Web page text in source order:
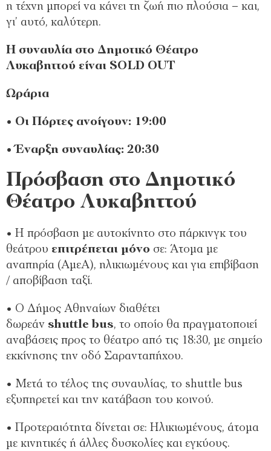
η τέχνη μπορεί να κάνει τη ζωή πιο πλούσια – και,
γι’ αυτό, καλύτερη.
Η συναυλία στο Δημοτικό Θέατρο
Λυκαβηττού είναι SOLD OUT
Ωράρια
• Οι Πόρτες ανοίγουν: 19:00
• Έναρξη συναυλίας: 20:30
Πρόσβαση στο Δημοτικό
Θέατρο Λυκαβηττού
• Η πρόσβαση με αυτοκίνητο στο πάρκινγκ του
θεάτρου επιτρέπεται μόνο σε: Άτομα με
αναπηρία (ΑμεΑ), ηλικιωμένους και για επιβίβαση
/ αποβίβαση ταξί.
• Ο Δήμος Αθηναίων διαθέτει
δωρεάν shuttle bus, το οποίο θα πραγματοποιεί
αναβάσεις προς το θέατρο από τις 18:30, με σημείο
εκκίνησης την οδό Σαρανταπήχου.
• Μετά το τέλος της συναυλίας, το shuttle bus
εξυπηρετεί και την κατάβαση του κοινού.
• Προτεραιότητα δίνεται σε: Ηλικιωμένους, άτομα
με κινητικές ή άλλες δυσκολίες και εγκύους.